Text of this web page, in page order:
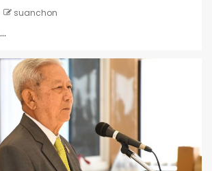
suanchon